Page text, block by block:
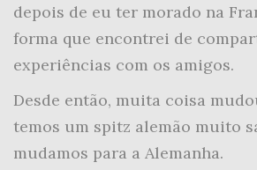
depois de eu ter morado na
forma que encontrei de
experiências com os amigos.
Desde então, muita coisa
temos um spitz alemão muito
mudamos para a Alemanha.